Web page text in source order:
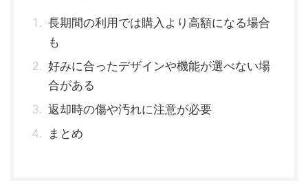
長期間の利用では購入より高額になる場合
も
好みに合ったデザインや機能が選べない場
合がある
返却時の傷や汚れに注意が必要
まとめ